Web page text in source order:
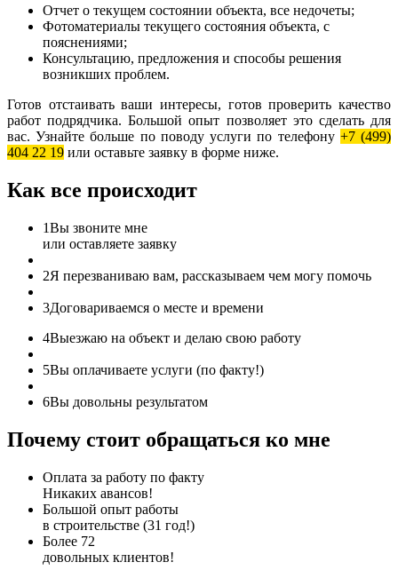
Отчет о текущем состоянии объекта, все недочеты;
Фотоматериалы текущего состояния объекта, с
пояснениями;
Консультацию, предложения и способы решения
возникших проблем.
Готов отстаивать ваши интересы, готов проверить качество
работ подрядчика. Большой опыт позволяет это сделать для
вас. Узнайте больше по поводу услуги по телефону +7 (499)
404 22 19 или оставьте заявку в форме ниже.
Как все происходит
1Вы звоните мне
или оставляете заявку
2Я перезваниваю вам, рассказываем чем могу помочь
3Договариваемся о месте и времени
4Выезжаю на объект и делаю свою работу
5Вы оплачиваете услуги (по факту!)
6Вы довольны результатом
Почему стоит обращаться ко мне
Оплата за работу по факту
Никаких авансов!
Большой опыт работы
в строительстве (31 год!)
Более 72
довольных клиентов!